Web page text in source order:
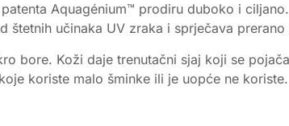
Aquagénium™ prodiru duboko i
učinaka UV zraka i sprječava prerano
bore. Koži daje trenutačni sjaj koji se
koriste malo šminke ili je uopće ne koriste.